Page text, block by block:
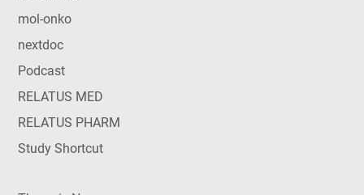
mol-onko
nextdoc
Podcast
RELATUS MED
RELATUS PHARM
Study Shortcut